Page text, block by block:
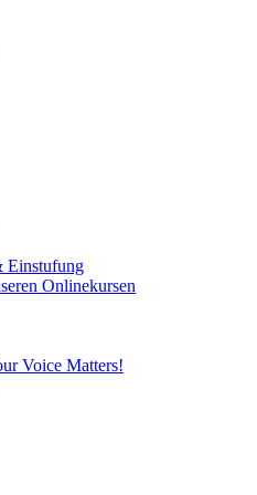
Einstufung
Onlinekursen
Voice Matters!